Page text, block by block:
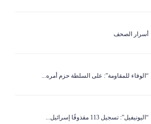
أسرار الصحف
“الوفاء للمقاومة”: على السلطة حزم أمره...
“اليونيفيل”: تسجيل 113 مقذوفًا إسرائيل...